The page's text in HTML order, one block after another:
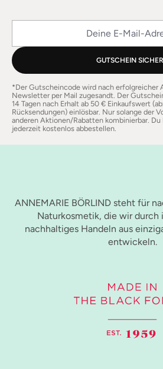
GUTSCHEIN
*Der Gutscheincode wird nach erfolgreicher
Newsletter per Mail zugesandt. Der
14 Tagen nach Erhalt ab 50 € Einkaufswert
Rücksendungen) einlösbar. Nur solange der
anderen Aktionen/Rabatten kombinierbar.
jederzeit kostenlos abbestellen.
ANNEMARIE BÖRLIND steht für
Naturkosmetik, die wir durch
nachhaltiges Handeln aus
entwickeln.